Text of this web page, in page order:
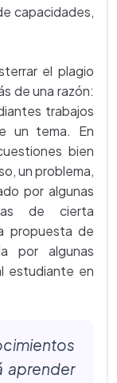
capacidades,
el plagio
de una razón:
trabajos
un tema. En
bien
un problema,
por algunas
de cierta
propuesta de
por algunas
estudiante en
aprender